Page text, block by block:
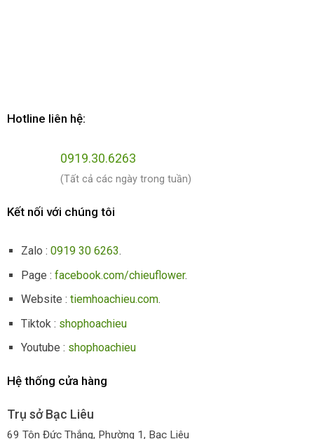
Hotline liên hệ:
0919.30.6263
(Tất cả các ngày trong tuần)
Kết nối với chúng tôi
Zalo :0919 30 6263.
Page :facebook.com/chieuflower.
Website :tiemhoachieu.com.
Tiktok : shophoachieu
Youtube : shophoachieu
Hệ thống cửa hàng
Trụ sở Bạc Liêu
69 Tôn Đức Thắng, Phường 1, Bạc Liêu